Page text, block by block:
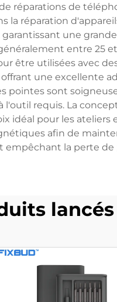
réparations de
la réparation
une
entre 25
être utilisées avec
une excellente
pointes sont
requis. La
idéal pour les
afin de
empêchant la perte
lancés